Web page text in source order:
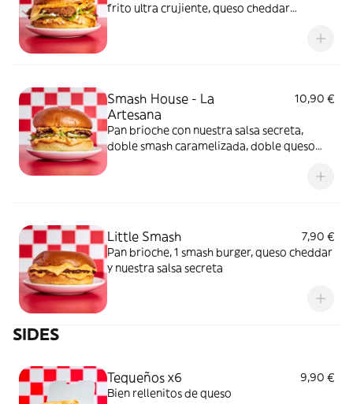
frito ultra crujiente, queso cheddar
lechuga iceberg y la acidez de los pepinillos
Smash House - La
Artesana
10,90 €
Pan brioche con nuestra salsa secreta,
doble smash caramelizada, doble queso
cebolla, lechuga iceberg y la acidez de los
Little Smash
7,90 €
Pan brioche, 1 smash burger, queso cheddar
y nuestra salsa secreta
SIDES
Tequeños x6
9,90 €
Bien rellenitos de queso